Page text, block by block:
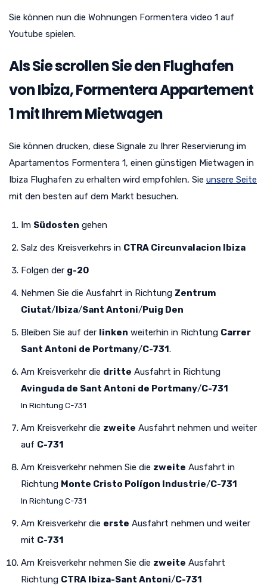
Sie können nun die Wohnungen Formentera video 1 auf
Youtube spielen.
Als Sie scrollen Sie den Flughafen
von Ibiza, Formentera Appartement
1 mit Ihrem Mietwagen
Sie können drucken, diese Signale zu Ihrer Reservierung im
Apartamentos Formentera 1, einen günstigen Mietwagen in
Ibiza Flughafen zu erhalten wird empfohlen, Sie unsere Seite
mit den besten auf dem Markt besuchen.
Im Südosten gehen
Salz des Kreisverkehrs in CTRA Circunvalacion Ibiza
Folgen der g-20
Nehmen Sie die Ausfahrt in Richtung Zentrum
Ciutat/Ibiza/Sant Antoni/Puig Den
Bleiben Sie auf der linken weiterhin in Richtung Carrer
Sant Antoni de Portmany/C-731.
Am Kreisverkehr die dritte Ausfahrt in Richtung
Avinguda de Sant Antoni de Portmany/C-731
In Richtung C-731
Am Kreisverkehr die zweite Ausfahrt nehmen und weiter
auf C-731
Am Kreisverkehr nehmen Sie die zweite Ausfahrt in
Richtung Monte Cristo Polígon Industrie/C-731
In Richtung C-731
Am Kreisverkehr die erste Ausfahrt nehmen und weiter
mit C-731
Am Kreisverkehr nehmen Sie die zweite Ausfahrt
Richtung CTRA Ibiza-Sant Antoni/C-731